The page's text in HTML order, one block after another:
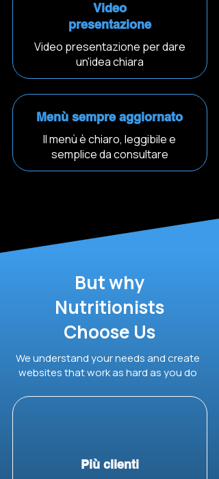
Video
presentazione
Video presentazione per dare
un'idea chiara
Menù sempre aggiornato
Il menù è chiaro, leggibile e
semplice da consultare
But why
Nutritionists
Choose Us
We understand your needs and create
websites that work as hard as you do
Più clienti